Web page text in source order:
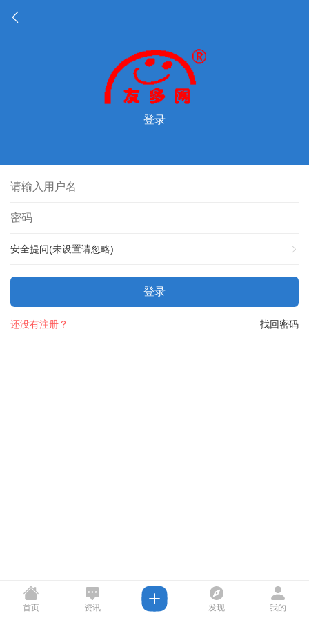
登录
安全提问(未设置请忽略)
登录
找回密码
还没有注册？
首页 资讯 发现 我的